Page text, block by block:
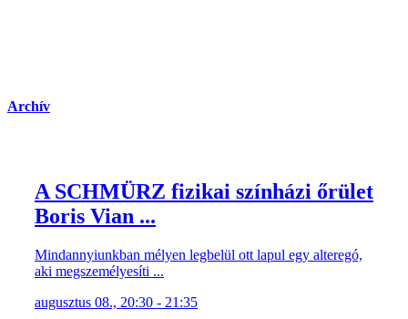
Archív
A SCHMÜRZ fizikai színházi őrület
Boris Vian ...
Mindannyiunkban mélyen legbelül ott lapul egy alteregó,
aki megszemélyesíti ...
augusztus 08., 20:30 - 21:35